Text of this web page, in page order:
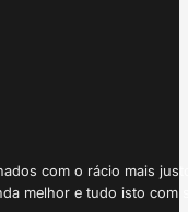
com o rácio mais
melhor e tudo isto